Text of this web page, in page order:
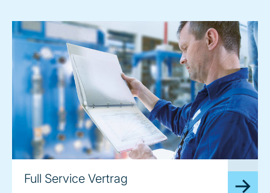
Full Service Vertrag